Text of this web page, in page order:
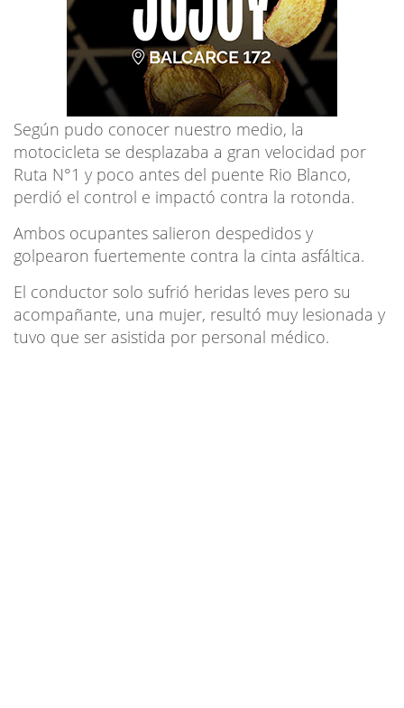
Según pudo conocer nuestro medio, la
motocicleta se desplazaba a gran velocidad por
Ruta N°1 y poco antes del puente Rio Blanco,
perdió el control e impactó contra la rotonda.
Ambos ocupantes salieron despedidos y
golpearon fuertemente contra la cinta asfáltica.
El conductor solo sufrió heridas leves pero su
acompañante, una mujer, resultó muy lesionada y
tuvo que ser asistida por personal médico.